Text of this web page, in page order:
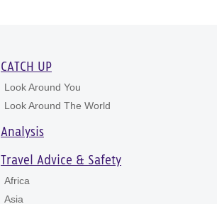
CATCH UP
Look Around You
Look Around The World
Analysis
Travel Advice & Safety
Africa
Asia